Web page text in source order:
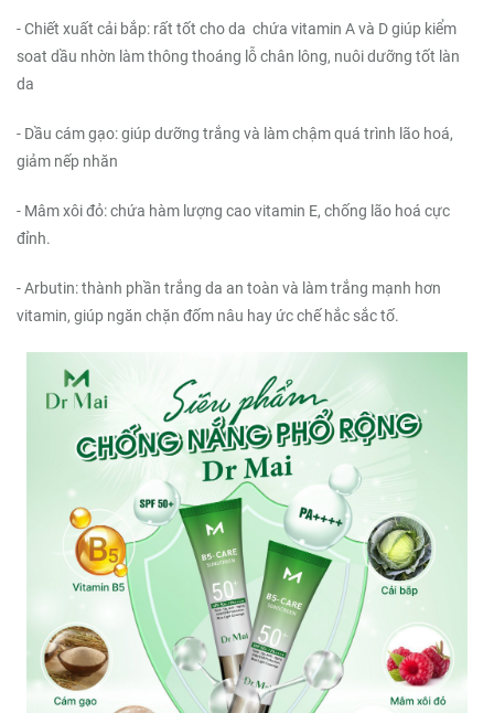
- Chiết xuất cải bắp: rất tốt cho da chứa vitamin A và D giúp kiểm
soat dầu nhờn làm thông thoáng lỗ chân lông, nuôi dưỡng tốt làn
da
- Dầu cám gạo: giúp dưỡng trắng và làm chậm quá trình lão hoá,
giảm nếp nhăn
- Mâm xôi đỏ: chứa hàm lượng cao vitamin E, chống lão hoá cực
đỉnh.
- Arbutin: thành phần trắng da an toàn và làm trắng mạnh hơn
vitamin, giúp ngăn chặn đốm nâu hay ức chế hắc sắc tố.